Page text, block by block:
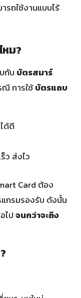
รถใช้งานแบบไร้
ม?
กับ บัตรสมาร์
ณี การใช้บัตรแถบ
ด้ดี
ว ส่งไว
Card ต้อง
กรมรองรับ ดังนั้น
ไปจนกว่าจะถึง